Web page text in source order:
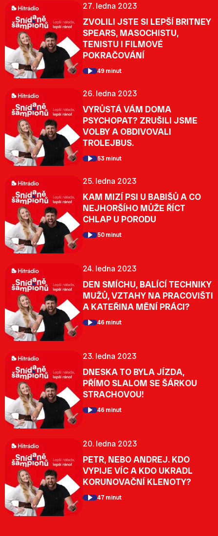
27. ledna 2023
ZVOLILI JSTE SI LEPŠÍ BRITNEY
SPEARS, MASOCHISTU,
TENISTU I FILMOVÉ
POKRAČOVÁNÍ
49 minut
26. ledna 2023
VYRŮSTÁ VÁM DOMA
PSYCHOPAT? ZRUŠILI JSME
VOLBY A OBDIVOVALI
TROLEJBUS.
53 minut
25. ledna 2023
KAM MIZÍ PSI U BABIŠŮ A CO
NEJHORŠÍHO MŮŽE ŘÍCT
CHLAP U PORODU
50 minut
24. ledna 2023
DEN SMÍCHU, BALÍCÍ TECHNIKY
MUŽŮ, VZTAHY NA PRACOVIŠTI
A KATEŘINA MĚNÍ PRÁCI?
46 minut
23. ledna 2023
DNESKA TO BYLA JÍZDA,
PŘÍMO SLALOM SE ŠÁRKOU
STRACHOVOU!
46 minut
20. ledna 2023
PETR, NEBO ANDREJ. KDO
VYPIJE VÍC A KDO UKRADL
KORUNOVAČNÍ KLENOTY?
47 minut